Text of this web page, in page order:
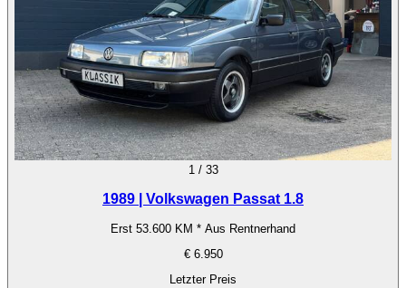
1/ 33
1989 | Volkswagen Passat 1.8
Erst 53.600 KM * Aus Rentnerhand
€ 6.950
Letzter Preis